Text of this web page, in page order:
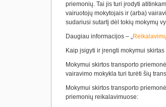
priemonių. Tai jis turi įrodyti
vairuotojų mokytojais ir (arba)
sudariusi sutartį dėl tokių mokymų
Daugiau informacijos – „
Kaip įsigyti ir įrengti mokymui
Mokymui skirtos transporto
vairavimo mokykla turi turėti šių
Mokymui skirtos transporto
priemonių reikalavimuose: